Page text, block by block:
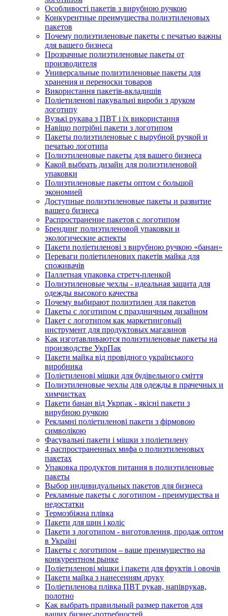
Особливості пакетів з вирубною ручкою
Конкурентные преимущества полиэтиленовых
пакетов
Почему полиэтиленовые пакеты с печатью важны
для вашего бизнеса
Прозрачные полиэтиленовые пакеты от
производителя
Универсальные полиэтиленовые пакеты для
хранения и переноски товаров
Використання пакетів-вкладишів
Поліетиленові пакувальні вироби з друком
логотипу
Вузькі рукава з ПВТ і їх використання
Навіщо потрібні пакети з логотипом
Пакеты полиэтиленовые с вырубной ручкой и
печатью логотипа
Полиэтиленовые пакеты для вашего бизнеса
Какой выбрать дизайн для полиэтиленовой
упаковки
Полиэтиленовые пакеты оптом с большой
экономией
Доступные полиэтиленовые пакеты и развитие
вашего бизнеса
Распространение пакетов с логотипом
Брендинг полиэтиленовой упаковки и
экологические аспекты
Пакети поліетиленові з вирубною ручкою «банан»
Переваги поліетиленових пакетів майка для
споживачів
Паллетная упаковка стретч-пленкой
Полиэтиленовые чехлы - идеальная защита для
одежды высокого качества
Почему выбирают полиэтилен для пакетов
Пакеты с логотипом с праздничным дизайном
Пакет с логотипом как маркетинговый
инструмент для продуктовых магазинов
Как изготавливаются полиэтиленовые пакеты на
производстве УкрПак
Пакети майка від провідного українського
виробника
Поліетиленові мішки для будівельного сміття
Полиэтиленовые чехлы для одежды в прачечных и
химчистках
Пакети банан від Укрпак - якісні пакети з
вирубною ручкою
Рекламні поліетиленові пакети з фірмовою
символікою
Фасувальні пакети і мішки з поліетилену
4 распространенных мифа о полиэтиленовых
пакетах
Упаковка продуктов питания в полиэтиленовые
пакеты
Выбор индивидуальных пакетов для бизнеса
Рекламные пакеты с логотипом - преимущества и
недостатки
Термозбіжна плівка
Пакети для шин і коліс
Пакети з логотипом - виготовлення, продаж оптом
в Україні
Пакеты с логотипом – ваше преимущество на
конкурентном рынке
Поліетиленові мішки і пакети для фруктів і овочів
Пакети майка з нанесенням друку
Поліетиленова плівка ПВТ рукав, напіврукав,
полотно
Как выбрать правильный размер пакетов для
ваших бизнес-потребностей